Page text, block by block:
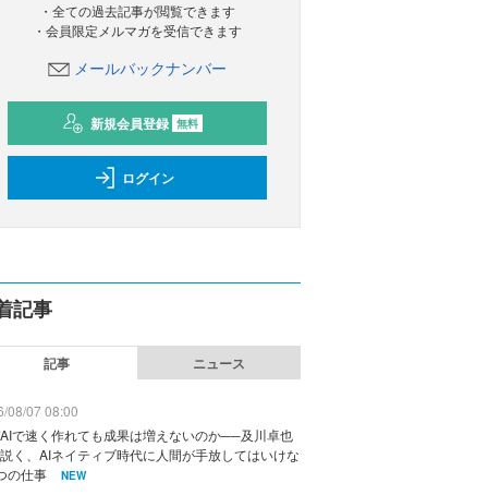
・全ての過去記事が閲覧できます
・会員限定メルマガを受信できます
メールバックナンバー
新規会員登録 無料
ログイン
記事
記事 ニュース
08/07 08:00
で速く作れても成果は増えないのか──及川卓也
く、AIネイティブ時代に人間が手放してはいけな
の仕事
NEW